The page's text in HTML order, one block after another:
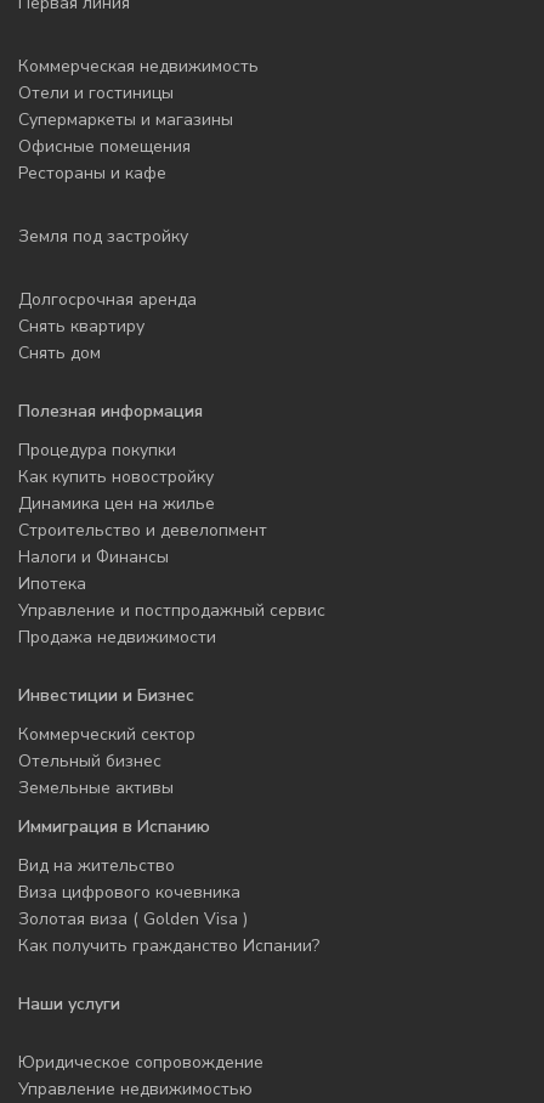
Коммерческая недвижимость
Отели и гостиницы
Супермаркеты и магазины
Офисные помещения
Рестораны и кафе
Земля под застройку
Долгосрочная аренда
Снять квартиру
Снять дом
Полезная информация
Процедура покупки
Как купить новостройку
Динамика цен на жилье
Строительство и девелопмент
Налоги и Финансы
Ипотека
Управление и постпродажный сервис
Продажа недвижимости
Инвестиции и Бизнес
Коммерческий сектор
Отельный бизнес
Земельные активы
Иммиграция в Испанию
Вид на жительство
Виза цифрового кочевника
Золотая виза ( Golden Visa )
Как получить гражданство Испании?
Наши услуги
Юридическое сопровождение
Управление недвижимостью